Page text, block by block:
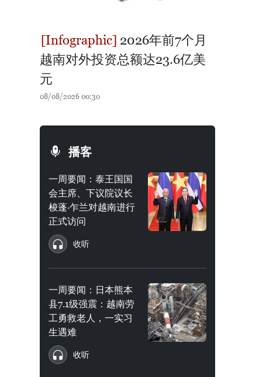
2026年前7个月
越南对外投资总额达23.6亿美
元
08/08/2026 00:30
播客
一周要闻：泰王国国
会主席、下议院议长
梭蓬·乍兰对越南进行
正式访问
收听
一周要闻：日本熊本
县7.1级强震：越南劳
工勇救老人，一实习
生遇难
收听